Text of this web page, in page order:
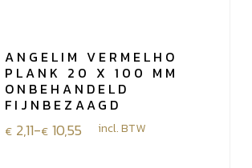
ANGELIM VERMELHO
PLANK 20 X 100 MM
ONBEHANDELD
FIJNBEZAAGD
€ 2,11-€ 10,55
Prijsklasse:
incl. BTW